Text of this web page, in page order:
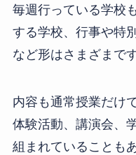
毎週行っている学校
する学校、行事や特
など形はさまざまです
内容も通常授業だけ
体験活動、講演会、
組まれていることも